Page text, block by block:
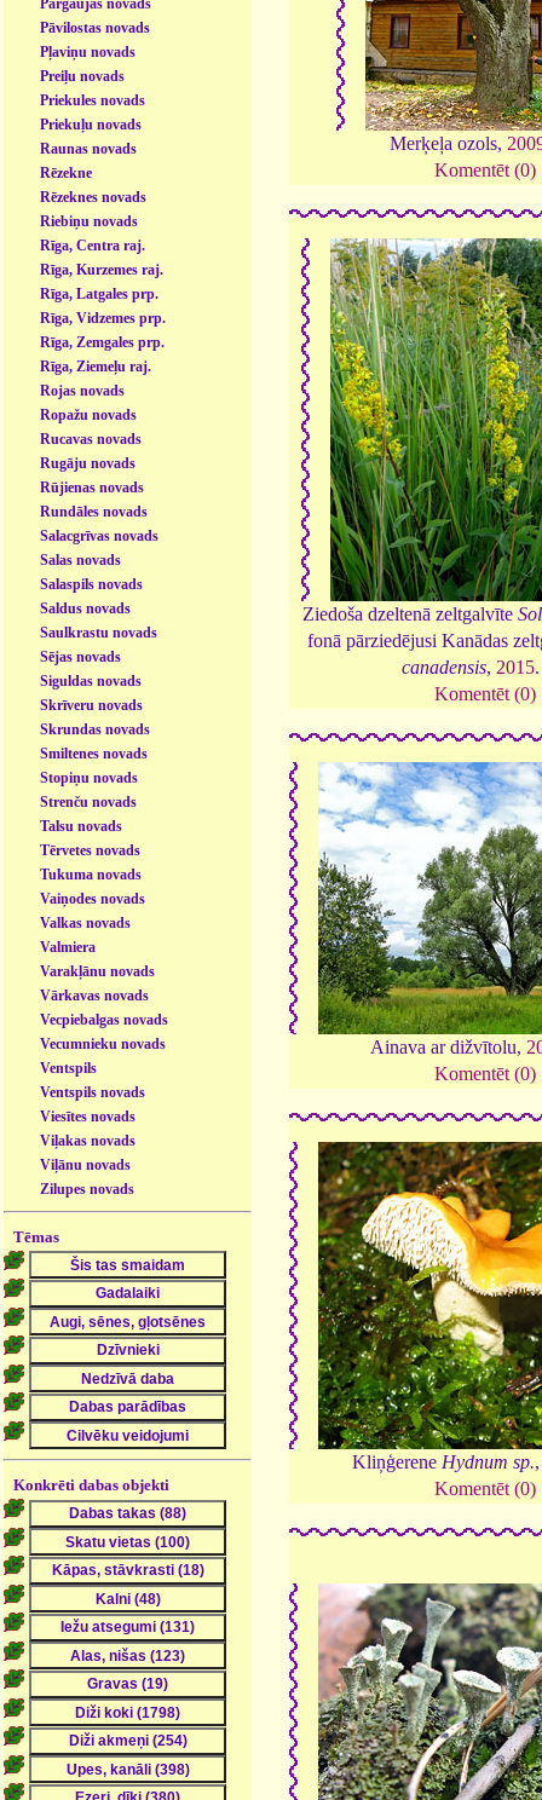
Pāvilostas novads
Pļaviņu novads
Preiļu novads
Priekules novads
Priekuļu novads
Raunas novads
Rēzekne
Rēzeknes novads
Riebiņu novads
Rīga, Centra raj.
Rīga, Kurzemes raj.
Rīga, Latgales prp.
Rīga, Vidzemes prp.
Rīga, Zemgales prp.
Rīga, Ziemeļu raj.
Rojas novads
Ropažu novads
Rucavas novads
Rugāju novads
Rūjienas novads
Rundāles novads
Salacgrīvas novads
Salas novads
Salaspils novads
Saldus novads
Saulkrastu novads
Sējas novads
Siguldas novads
Skrīveru novads
Skrundas novads
Smiltenes novads
Stopiņu novads
Strenču novads
Talsu novads
Tērvetes novads
Tukuma novads
Vaiņodes novads
Valkas novads
Valmiera
Varakļānu novads
Vārkavas novads
Vecpiebalgas novads
Vecumnieku novads
Ventspils
Ventspils novads
Viesītes novads
Viļakas novads
Viļānu novads
Zilupes novads
Tēmas
Konkrēti dabas objekti
Merķeļa ozols,
Komentēt (0)
Ziedoša dzeltenā zeltgalvīte
fonā pārziedējusi Kanādas
canadensis, 2015
Komentēt (0)
Ainava ar dižvītolu,
Komentēt (0)
Kliņģerene Hydnum sp.
Komentēt (0)